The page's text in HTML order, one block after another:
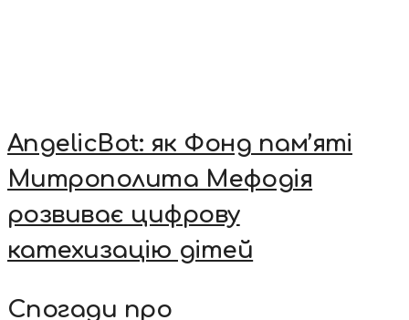
AngelicBot: як Фонд пам’яті
Митрополита Мефодія
розвиває цифрову
катехизацію дітей
Спогади про